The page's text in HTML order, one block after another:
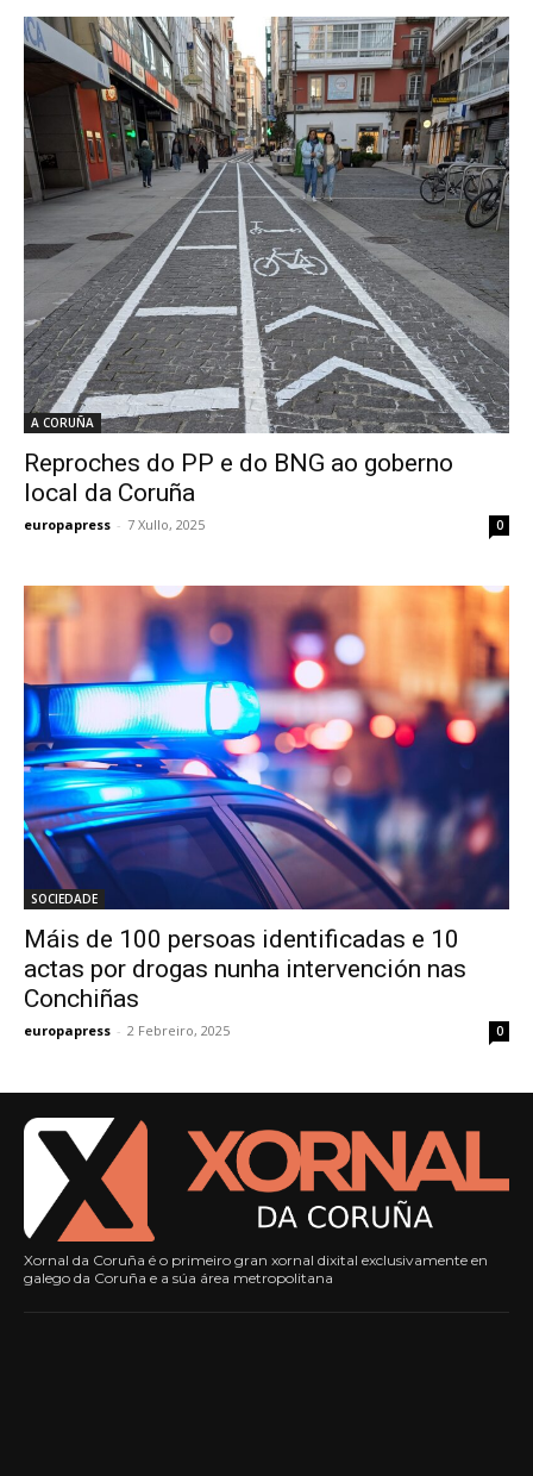
A CORUÑA
Reproches do PP e do BNG ao goberno
local da Coruña
europapress - 7 Xullo, 2025 0
SOCIEDADE
Máis de 100 persoas identificadas e 10
actas por drogas nunha intervención nas
Conchiñas
europapress - 2 Febreiro, 2025 0
Xornal da Coruña é o primeiro gran xornal dixital exclusivamente en
galego da Coruña e a súa área metropolitana